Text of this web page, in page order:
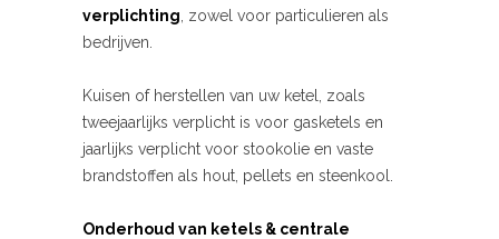
verplichting , zowel voor particulieren als
bedrijven.
Kuisen of herstellen van uw ketel, zoals
tweejaarlijks verplicht is voor gasketels en
jaarlijks verplicht voor stookolie en vaste
brandstoffen als hout, pellets en steenkool.
Onderhoud van ketels & centrale